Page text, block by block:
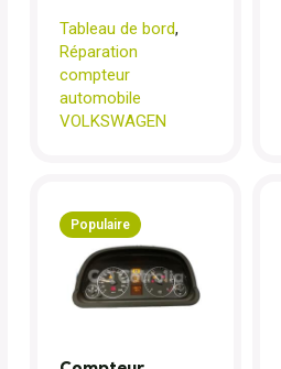
Tableau de bord,
Réparation
compteur
automobile
VOLKSWAGEN
Populaire